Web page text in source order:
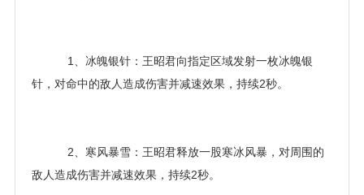
1、冰魄银针：王昭君向指定区域发射一枚冰魄银
针，对命中的敌人造成伤害并减速效果，持续2秒。
2、寒风暴雪：王昭君释放一股寒冰风暴，对周围的
敌人造成伤害并减速效果，持续2秒。